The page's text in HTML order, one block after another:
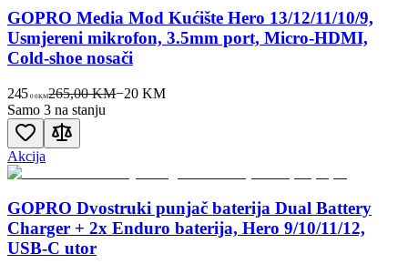
GOPRO Media Mod Kućište Hero 13/12/11/10/9,
Usmjereni mikrofon, 3.5mm port, Micro-HDMI,
Cold-shoe nosači
245 00KM265,00 KM−20 KM
Samo 3 na stanju
Akcija
GOPRO Dvostruki punjač baterija Dual Battery
Charger + 2x Enduro baterija, Hero 9/10/11/12,
USB-C utor